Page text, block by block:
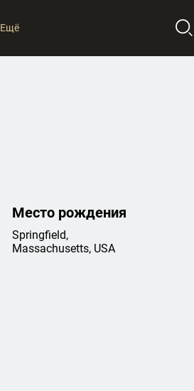
Ещё
Место рождения
Springfield,
Massachusetts, USA